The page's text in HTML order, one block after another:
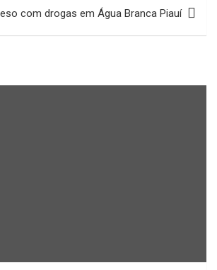
com drogas em Água Branca Piauí